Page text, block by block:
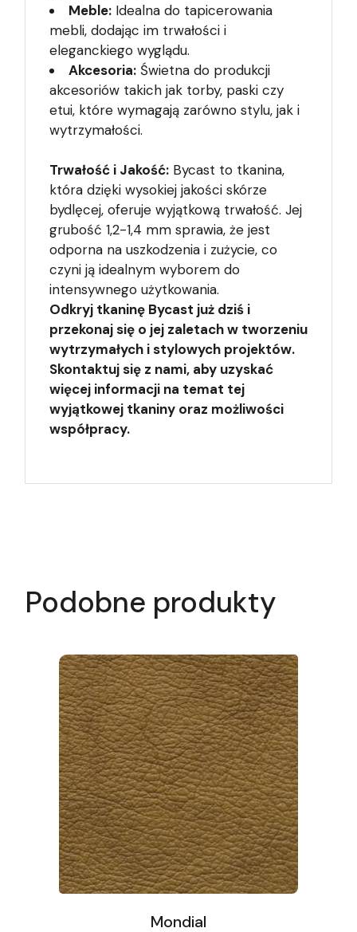
Meble: Idealna do tapicerowania
mebli, dodając im trwałości i
eleganckiego wyglądu.
Akcesoria: Świetna do produkcji
akcesoriów takich jak torby, paski czy
etui, które wymagają zarówno stylu, jak i
wytrzymałości.
Trwałość i Jakość: Bycast to tkanina,
która dzięki wysokiej jakości skórze
bydlęcej, oferuje wyjątkową trwałość. Jej
grubość 1,2-1,4 mm sprawia, że jest
odporna na uszkodzenia i zużycie, co
czyni ją idealnym wyborem do
intensywnego użytkowania.
Odkryj tkaninę Bycast już dziś i
przekonaj się o jej zaletach w tworzeniu
wytrzymałych i stylowych projektów.
Skontaktuj się z nami, aby uzyskać
więcej informacji na temat tej
wyjątkowej tkaniny oraz możliwości
współpracy.
Podobne produkty
Mondial